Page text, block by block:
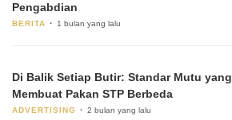
Pengabdian
BERITA 1 bulan yang lalu
Di Balik Setiap Butir: Standar Mutu yang
Membuat Pakan STP Berbeda
ADVERTISING 2 bulan yang lalu